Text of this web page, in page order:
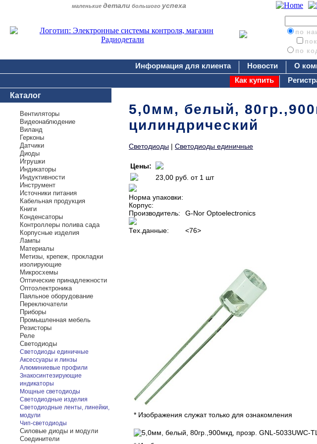
маленькие детали большого успеха
по
по
Информация для клиента Новости О
Как купить
Каталог
Вентиляторы
Видеонаблюдение
Виланд
Герконы
Датчики
Диоды
Игрушки
Индикаторы
Индуктивности
Инструмент
Источники питания
Кабельная продукция
Книги
Конденсаторы
Контроллеры полива сада
Корпусные изделия
Лампы
Материалы
Метизы, крепеж, прокладки
изолирующие
Микросхемы
Оптические принадлежности
Оптоэлектроника
Паяльное оборудование
Переключатели
Приборы
Промышленная мебель
Резисторы
Реле
Светодиоды
Светодиоды единичные
Аксессуары и линзы
Алюминиевые профили
Знакосинтезирующие
индикаторы
Мощные светодиоды
Светодиодные изделия
Светодиодные ленты, линейки,
модули
Чип-светодиоды
Силовые диоды и модули
Соединители
5,0мм, белый,
цилиндрический
Светодиоды | Светодиоды единичные
Цены:
23,00 руб. от 1 шт
Норма упаковки:
Корпус:
Производитель:
G-Nor Optoelectronics
Тех.данные: <76>
* Изображения служат только для ознакомления